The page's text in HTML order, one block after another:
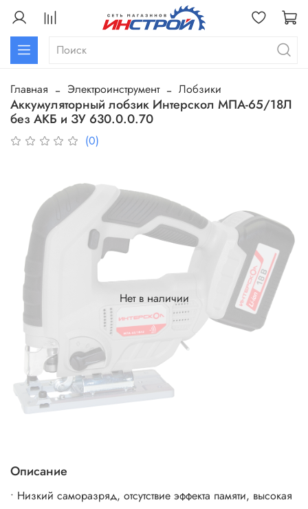
Главная Электроинструмент Лобзики
Аккумуляторный лобзик Интерскол МПА-65/18Л
без АКБ и ЗУ 630.0.0.70
(0)
Нет в наличии
Описание
• Низкий саморазряд, отсутствие эффекта памяти, высокая